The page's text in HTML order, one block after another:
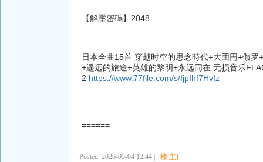
【解壓密碼】2048
日本全曲15首 穿越时空的思念時代+大団円+伽
+遥远的旅途+英雄的黎明+永远同在 无损音乐
2 https://www.77file.com/s/IjpIhf7HvIz
======
Posted: 2026-05-04 12:44 | [楼 主]